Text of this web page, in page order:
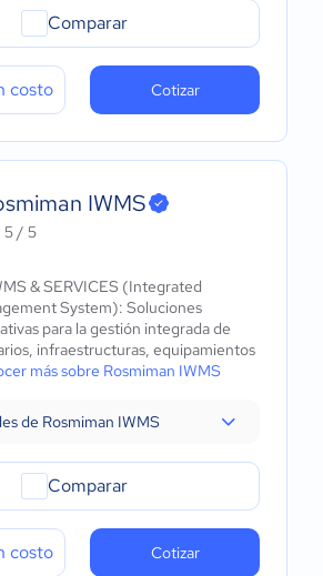
Comparar
costo Cotizar
IWMS
5 / 5
& SERVICES (Integrated
System): Soluciones
para la gestión integrada de
infraestructuras, equipamientos
más sobre Rosmiman IWMS
de Rosmiman IWMS
Comparar
costo Cotizar